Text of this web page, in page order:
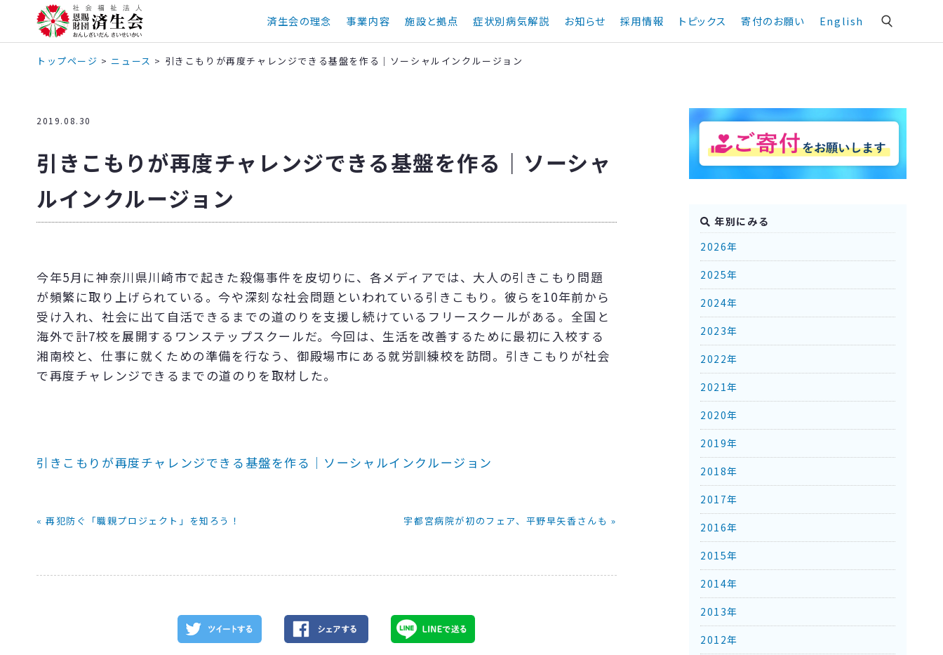
済生会の理念 事業内容 施設と拠点 症状別病気解説 お知らせ 採用情報 トピックス 寄付のお願い English
トップページ > ニュース > 引きこもりが再度チャレンジできる基盤を作る｜ソーシャルインクルージョン
2019.08.30
引きこもりが再度チャレンジできる基盤を作る｜ソーシャ
ルインクルージョン
今年5月に神奈川県川崎市で起きた殺傷事件を皮切りに、各メディアでは、大人の引きこもり問題
が頻繁に取り上げられている。今や深刻な社会問題といわれている引きこもり。彼らを10年前から
受け入れ、社会に出て自活できるまでの道のりを支援し続けているフリースクールがある。全国と
海外で計7校を展開するワンステップスクールだ。今回は、生活を改善するために最初に入校する
湘南校と、仕事に就くための準備を行なう、御殿場市にある就労訓練校を訪問。引きこもりが社会
で再度チャレンジできるまでの道のりを取材した。
引きこもりが再度チャレンジできる基盤を作る｜ソーシャルインクルージョン
« 再犯防ぐ「職親プロジェクト」を知ろう！ 宇都宮病院が初のフェア、平野早矢香さんも »
年別にみる
2026年
2025年
2024年
2023年
2022年
2021年
2020年
2019年
2018年
2017年
2016年
2015年
2014年
2013年
2012年